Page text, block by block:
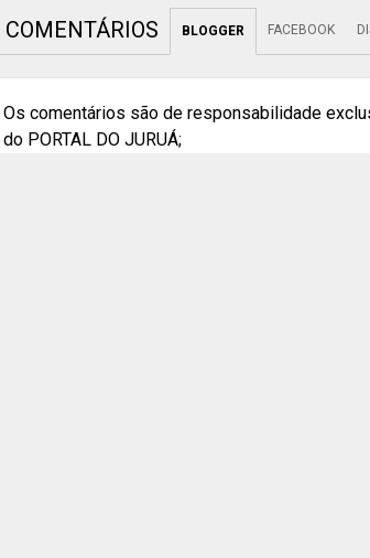
COMENTÁRIOS BLOGGER FACEBOOK
Os comentários são de responsabilidade
do PORTAL DO JURUÁ;